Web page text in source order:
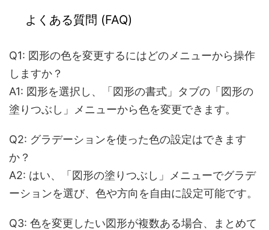
よくある質問 (FAQ)
Q1: 図形の色を変更するにはどのメニューから操作
しますか？
A1: 図形を選択し、「図形の書式」タブの「図形の
塗りつぶし」メニューから色を変更できます。
Q2: グラデーションを使った色の設定はできます
か？
A2: はい、「図形の塗りつぶし」メニューでグラデ
ーションを選び、色や方向を自由に設定可能です。
Q3: 色を変更したい図形が複数ある場合、まとめて